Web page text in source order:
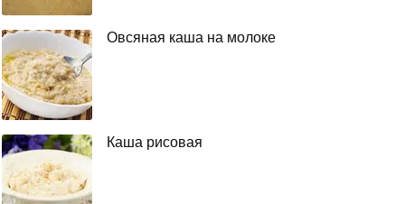
Овсяная каша на молоке
Каша рисовая